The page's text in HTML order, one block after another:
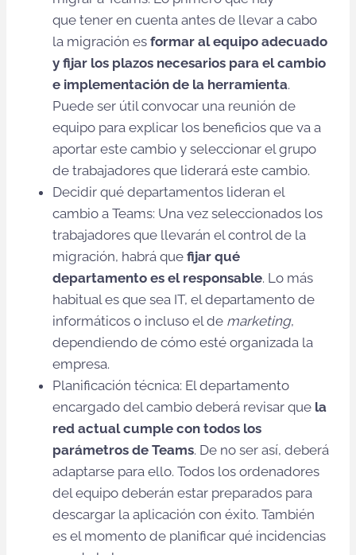
que tener en cuenta antes de llevar a cabo
la migración es formar al equipo adecuado
y fijar los plazos necesarios para el cambio
e implementación de la herramienta.
Puede ser útil convocar una reunión de
equipo para explicar los beneficios que va a
aportar este cambio y seleccionar el grupo
de trabajadores que liderará este cambio.
Decidir qué departamentos lideran el
cambio a Teams: Una vez seleccionados los
trabajadores que llevarán el control de la
migración, habrá que fijar qué
departamento es el responsable. Lo más
habitual es que sea IT, el departamento de
informáticos o incluso el de marketing,
dependiendo de cómo esté organizada la
empresa.
Planificación técnica: El departamento
encargado del cambio deberá revisar que la
red actual cumple con todos los
parámetros de Teams. De no ser así, deberá
adaptarse para ello. Todos los ordenadores
del equipo deberán estar preparados para
descargar la aplicación con éxito. También
es el momento de planificar qué incidencias